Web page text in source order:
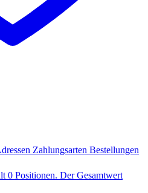
Zahlungsarten Bestellungen
0 Positionen. Der Gesamtwert